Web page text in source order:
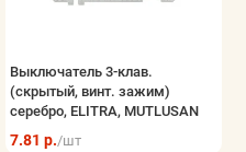
Выключатель 3-клав.
(скрытый, винт. зажим)
серебро, ELITRA, MUTLUSAN
7.81 р./шт